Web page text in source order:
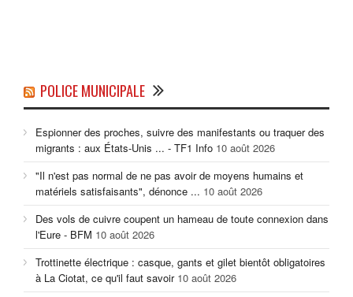
POLICE MUNICIPALE
Espionner des proches, suivre des manifestants ou traquer des
migrants : aux États-Unis ... - TF1 Info 10 août 2026
"Il n'est pas normal de ne pas avoir de moyens humains et
matériels satisfaisants", dénonce ... 10 août 2026
Des vols de cuivre coupent un hameau de toute connexion dans
l'Eure - BFM 10 août 2026
Trottinette électrique : casque, gants et gilet bientôt obligatoires
à La Ciotat, ce qu'il faut savoir 10 août 2026